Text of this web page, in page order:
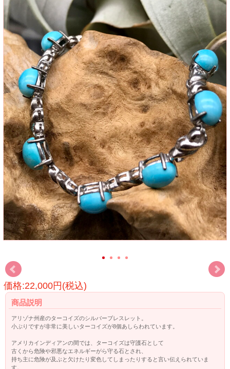
価格:22,000円(税込)
商品説明
アリゾナ州産のターコイズのシルバーブレスレット。
小ぶりですが非常に美しいターコイズが8個あしらわれています。
アメリカインディアンの間では、ターコイズは守護石として
古くから危険や邪悪なエネルギーがら守る石とされ、
持ち主に危険が及ぶと欠けたり変色してしまったりすると言い伝えられていま
す。